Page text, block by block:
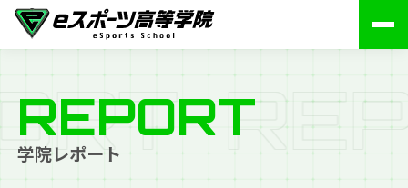
RT RE P
REPORT
学院レポート